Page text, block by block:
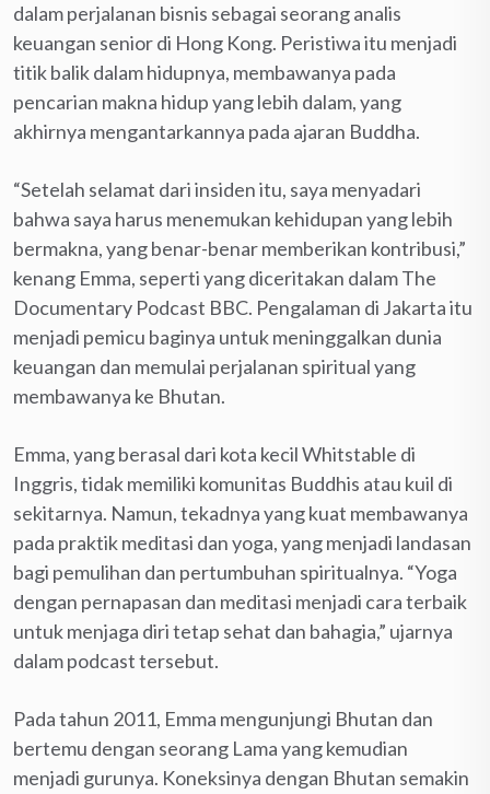
dalam perjalanan bisnis sebagai seorang analis
keuangan senior di Hong Kong. Peristiwa itu menjadi
titik balik dalam hidupnya, membawanya pada
pencarian makna hidup yang lebih dalam, yang
akhirnya mengantarkannya pada ajaran Buddha.
“Setelah selamat dari insiden itu, saya menyadari
bahwa saya harus menemukan kehidupan yang lebih
bermakna, yang benar-benar memberikan kontribusi,”
kenang Emma, seperti yang diceritakan dalam The
Documentary Podcast BBC. Pengalaman di Jakarta itu
menjadi pemicu baginya untuk meninggalkan dunia
keuangan dan memulai perjalanan spiritual yang
membawanya ke Bhutan.
Emma, yang berasal dari kota kecil Whitstable di
Inggris, tidak memiliki komunitas Buddhis atau kuil di
sekitarnya. Namun, tekadnya yang kuat membawanya
pada praktik meditasi dan yoga, yang menjadi landasan
bagi pemulihan dan pertumbuhan spiritualnya. “Yoga
dengan pernapasan dan meditasi menjadi cara terbaik
untuk menjaga diri tetap sehat dan bahagia,” ujarnya
dalam podcast tersebut.
Pada tahun 2011, Emma mengunjungi Bhutan dan
bertemu dengan seorang Lama yang kemudian
menjadi gurunya. Koneksinya dengan Bhutan semakin